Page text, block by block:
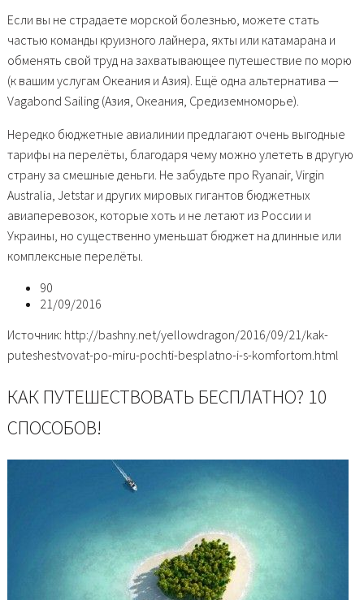
Если вы не страдаете морской болезнью, можете стать
частью команды круизного лайнера, яхты или катамарана и
обменять свой труд на захватывающее путешествие по морю
(к вашим услугам Океания и Азия). Ещё одна альтернатива —
Vagabond Sailing (Азия, Океания, Средиземноморье).
Нередко бюджетные авиалинии предлагают очень выгодные
тарифы на перелёты, благодаря чему можно улететь в другую
страну за смешные деньги. Не забудьте про Ryanair, Virgin
Australia, Jetstar и других мировых гигантов бюджетных
авиаперевозок, которые хоть и не летают из России и
Украины, но существенно уменьшат бюджет на длинные или
комплексные перелёты.
90
21/09/2016
Источник: http://bashny.net/yellowdragon/2016/09/21/kak-
puteshestvovat-po-miru-pochti-besplatno-i-s-komfortom.html
КАК ПУТЕШЕСТВОВАТЬ БЕСПЛАТНО? 10
СПОСОБОВ!